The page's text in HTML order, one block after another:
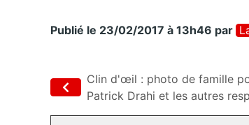
Publié le 23/02/2017 à 13h46 par
Clin d'œil : photo de famille
Patrick Drahi et les autres